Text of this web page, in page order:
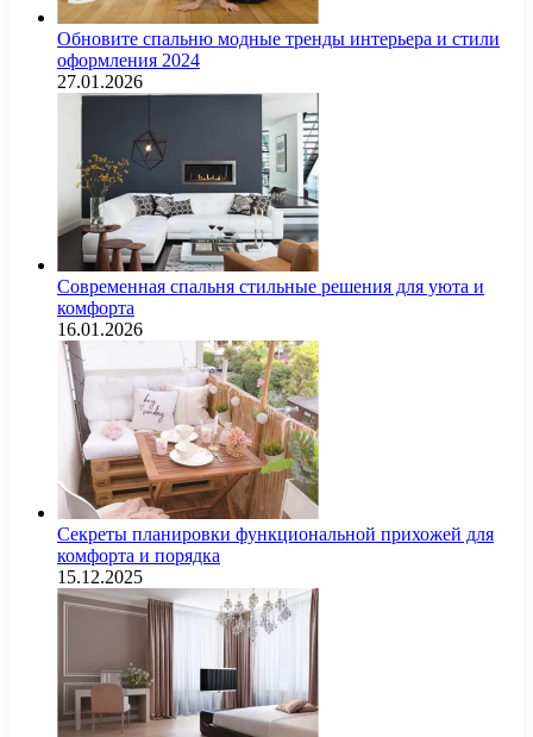
Обновите спальню модные тренды интерьера и стили
оформления 2024
27.01.2026
Современная спальня стильные решения для уюта и
комфорта
16.01.2026
Секреты планировки функциональной прихожей для
комфорта и порядка
15.12.2025